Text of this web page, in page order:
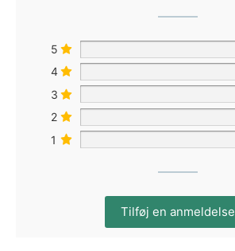
5
4
3
2
1
Tilføj en anmeldelse